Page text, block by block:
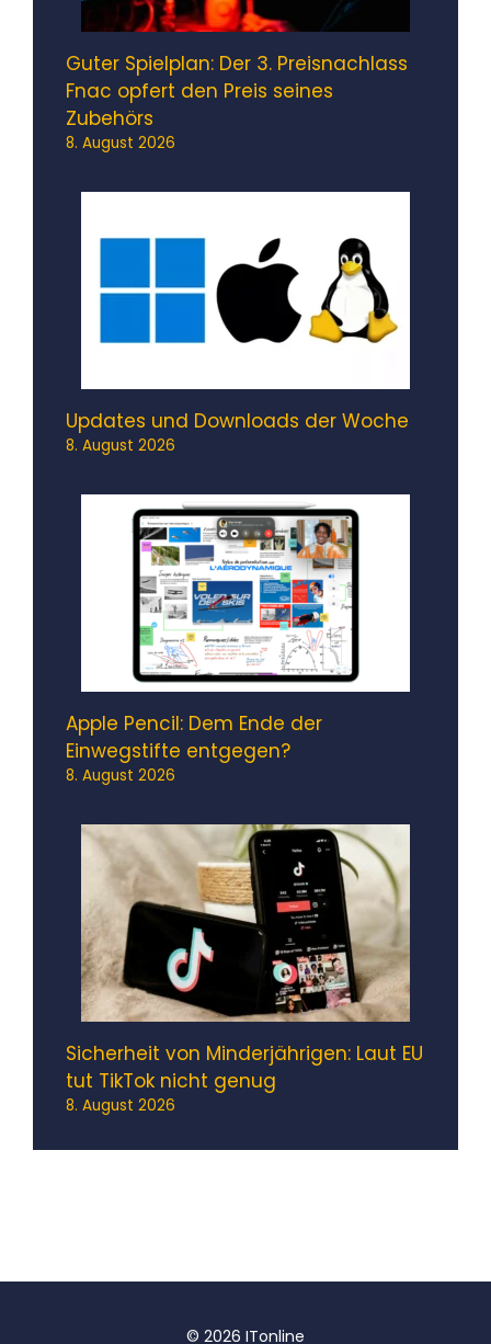
Guter Spielplan: Der 3. Preisnachlass
Fnac opfert den Preis seines
Zubehörs
8. August 2026
Updates und Downloads der Woche
8. August 2026
Apple Pencil: Dem Ende der
Einwegstifte entgegen?
8. August 2026
Sicherheit von Minderjährigen: Laut EU
tut TikTok nicht genug
8. August 2026
© 2026 ITonline